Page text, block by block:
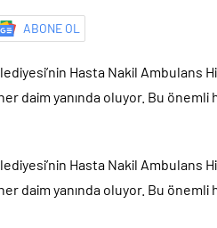
ABONE OL
Hasta Nakil Ambulans
daim yanında oluyor. Bu
Hasta Nakil Ambulans
daim yanında oluyor. Bu